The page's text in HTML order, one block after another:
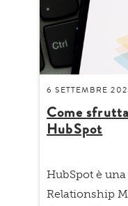
6 SETTEMBRE
Come
HubSpot
HubSpot è
Relationship